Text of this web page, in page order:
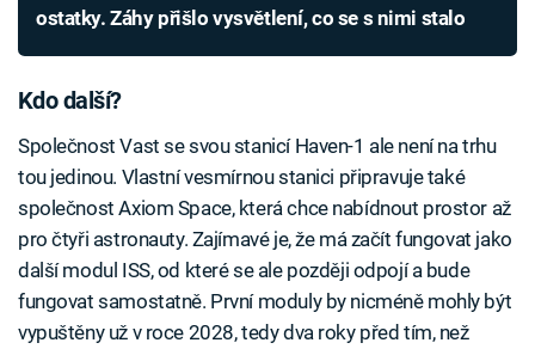
ostatky. Záhy přišlo vysvětlení, co se s nimi stalo
Kdo další?
Společnost Vast se svou stanicí Haven-1 ale není na trhu
tou jedinou. Vlastní vesmírnou stanici připravuje také
společnost Axiom Space, která chce nabídnout prostor až
pro čtyři astronauty. Zajímavé je, že má začít fungovat jako
další modul ISS, od které se ale později odpojí a bude
fungovat samostatně. První moduly by nicméně mohly být
vypuštěny už v roce 2028, tedy dva roky před tím, než